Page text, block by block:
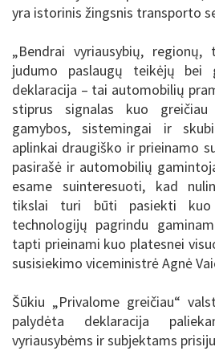
yra istorinis žingsnis transporto
„Bendrai vyriausybių, regionų,
judumo paslaugų teikėjų bei
deklaracija – tai automobilių
stiprus signalas kuo
gamybos, sistemingai ir
aplinkai draugiško ir prieinamo
pasirašė ir automobilių
esame suinteresuoti, kad
tikslai turi būti pasiekti kuo
technologijų pagrindu
tapti prieinami kuo platesnei
susisiekimo viceministrė Agnė
Šūkiu „Privalome greičiau“
palydėta deklaracija
vyriausybėms ir subjektams